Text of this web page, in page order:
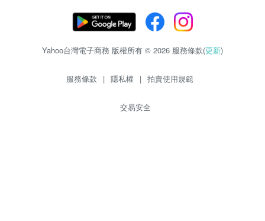
Yahoo台灣電子商務 版權所有 © 2026 服務條款(更新)
服務條款 | 隱私權 | 拍賣使用規範
交易安全